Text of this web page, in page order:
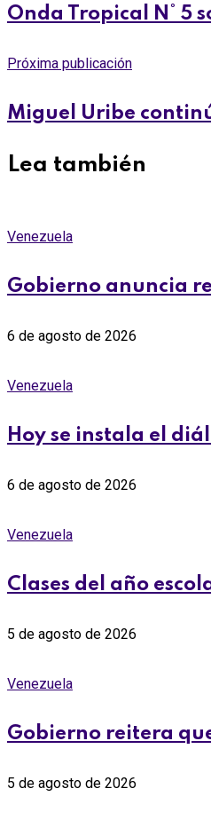
Onda Tropical N° 5
Próxima publicación
Miguel Uribe
Lea también
Venezuela
Gobierno anuncia
6 de agosto de 2026
Venezuela
Hoy se instala el
6 de agosto de 2026
Venezuela
Clases del año
5 de agosto de 2026
Venezuela
Gobierno reitera
5 de agosto de 2026